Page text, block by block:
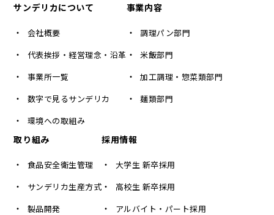
サンデリカについて
会社概要
代表挨拶・経営理念・沿革
事業所一覧
数字で見るサンデリカ
環境への取組み
事業内容
調理パン部門
米飯部門
加工調理・惣菜類部門
麺類部門
取り組み
食品安全衛生管理
サンデリカ生産方式
製品開発
採用情報
大学生 新卒採用
高校生 新卒採用
アルバイト・パート採用